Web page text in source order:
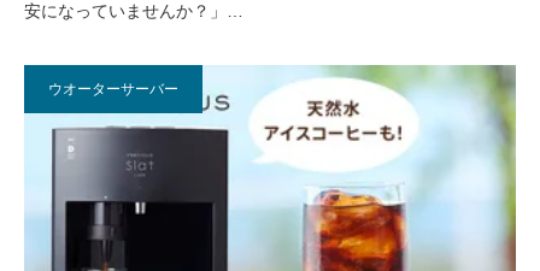
安になっていませんか？」…
ウオーターサーバー